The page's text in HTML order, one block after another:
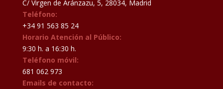
C/ Virgen de Aránzazu, 5, 28034, Madrid
Teléfono:
+34 91 563 85 24
Horario Atención al Público:
9:30 h. a 16:30 h.
Teléfono móvil:
681 062 973
Emails de contacto: